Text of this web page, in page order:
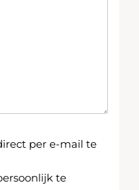
per e-mail te
te